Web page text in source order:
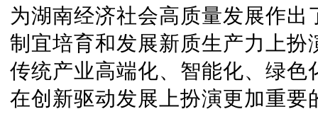
为湖南经济社会高质量发展作
制宜培育和发展新质生产力上
传统产业高端化、智能化、绿
在创新驱动发展上扮演更加重